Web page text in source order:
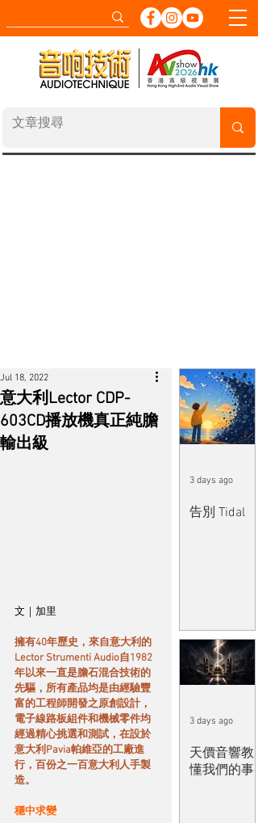
意大利Lector CDP-
603CD播放機真正純膽
輸出級
Jul 18, 2022
文｜加里
擁有40年歷史，來自意大利的
Lector Strumenti Audio自1982
年以來一直是膽石混合技術的
先驅，所有產品均是由經驗豐
富的工程師開發之原創設計，
電子線路板組件和機械零件均
經過精心挑選和測試，在設於
意大利Pavia帕維亞的工廠進
行，百份之一百意大利人手製
造。
穩中求變
告別 Tidal
3 days ago
天價音響教
懂我們的事
3 days ago